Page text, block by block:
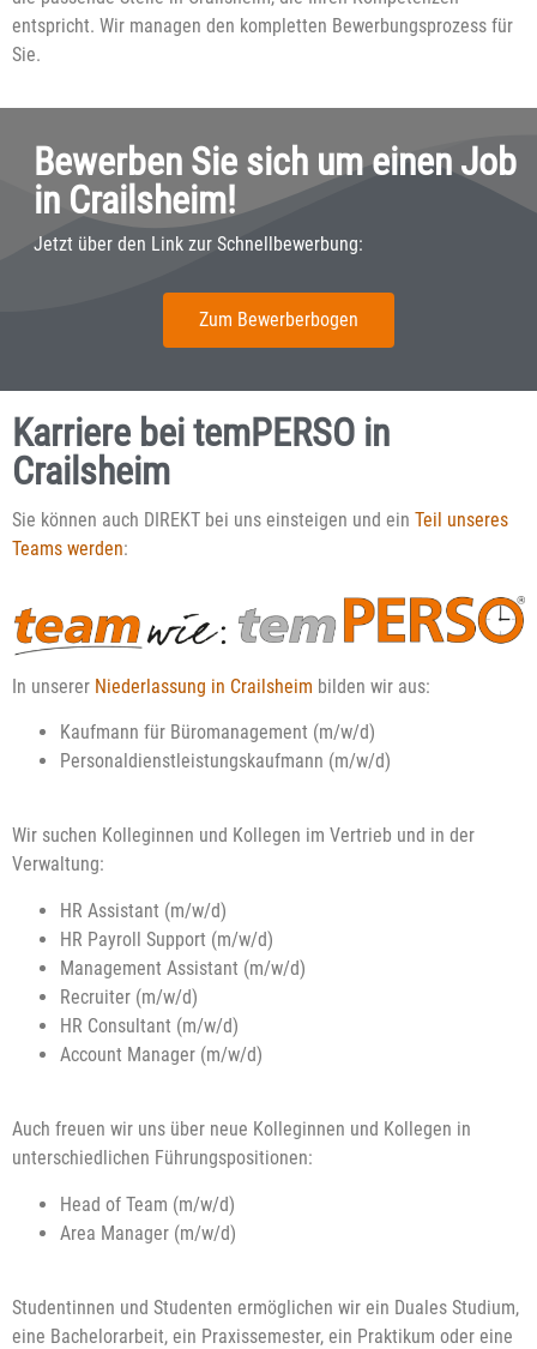
entspricht. Wir managen den kompletten Bewerbungsprozess für
Sie.
Bewerben Sie sich um einen Job
in Crailsheim!
Jetzt über den Link zur Schnellbewerbung:
Zum Bewerberbogen
Karriere bei temPERSO in
Crailsheim
Sie können auch DIREKT bei uns einsteigen und ein Teil unseres
Teams werden:
In unserer Niederlassung in Crailsheim bilden wir aus:
Kaufmann für Büromanagement (m/w/d)
Personaldienstleistungskaufmann (m/w/d)
Wir suchen Kolleginnen und Kollegen im Vertrieb und in der
Verwaltung:
HR Assistant (m/w/d)
HR Payroll Support (m/w/d)
Management Assistant (m/w/d)
Recruiter (m/w/d)
HR Consultant (m/w/d)
Account Manager (m/w/d)
Auch freuen wir uns über neue Kolleginnen und Kollegen in
unterschiedlichen Führungspositionen:
Head of Team (m/w/d)
Area Manager (m/w/d)
Studentinnen und Studenten ermöglichen wir ein Duales Studium,
eine Bachelorarbeit, ein Praxissemester, ein Praktikum oder eine